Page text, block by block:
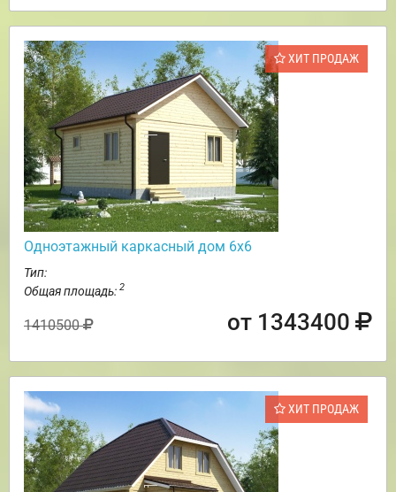
ХИТ ПРОДАЖ
Одноэтажный каркасный дом 6х6
Тип:
Общая площадь: 2
1410500 от 1343400
ХИТ ПРОДАЖ